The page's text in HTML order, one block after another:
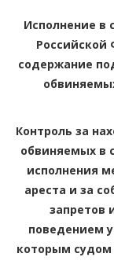
Исполнение в
Российской
содержание
Контроль за
обвиняемых в
исполнения
ареста и за
запретов
поведением
которым судом